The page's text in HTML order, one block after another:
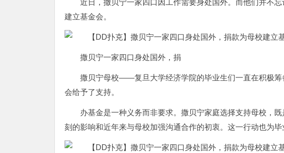
近日，撒贝宁一家四口因工作需要身处国外。而他们并不
建立基金会。
撒贝宁一家四口身处国外，捐
撒贝宁母校——复旦大学经济学院的毕业生们一直在积极筹
会给予了支持。
办基金是一种义务而非要求。撒贝宁家庭选择支持母校，
刻的影响和近年来与母校加强沟通合作的初衷。这一行动也为毕